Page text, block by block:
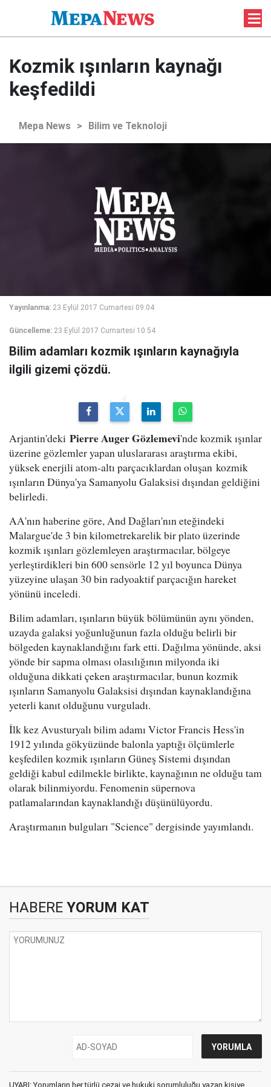
Kozmik ışınların kaynağı
keşfedildi
Mepa News > Bilim ve Teknoloji
Yayınlanma: 23 Eylül 2017 Cumartesi 09:04
Güncelleme: 23 Eylül 2017 Cumartesi 10:54
Bilim adamları kozmik ışınların kaynağıyla
ilgili gizemi çözdü.
Arjantin'deki Pierre Auger Gözlemevi'nde kozmik ışınlar
üzerine gözlemler yapan uluslararası araştırma ekibi,
yüksek enerjili atom-altı parçacıklardan oluşan kozmik
ışınların Dünya'ya Samanyolu Galaksisi dışından geldiğini
belirledi.
AA'nın haberine göre, And Dağları'nın eteğindeki
Malargue'de 3 bin kilometrekarelik bir plato üzerinde
kozmik ışınları gözlemleyen araştırmacılar, bölgeye
yerleştirdikleri bin 600 sensörle 12 yıl boyunca Dünya
yüzeyine ulaşan 30 bin radyoaktif parçacığın hareket
yönünü inceledi.
Bilim adamları, ışınların büyük bölümünün aynı yönden,
uzayda galaksi yoğunluğunun fazla olduğu belirli bir
bölgeden kaynaklandığını fark etti. Dağılma yönünde, aksi
yönde bir sapma olması olasılığının milyonda iki
olduğuna dikkati çeken araştırmacılar, bunun kozmik
ışınların Samanyolu Galaksisi dışından kaynaklandığına
yeterli kanıt olduğunu vurguladı.
İlk kez Avusturyalı bilim adamı Victor Francis Hess'in
1912 yılında gökyüzünde balonla yaptığı ölçümlerle
keşfedilen kozmik ışınların Güneş Sistemi dışından
geldiği kabul edilmekle birlikte, kaynağının ne olduğu tam
olarak bilinmiyordu. Fenomenin süpernova
patlamalarından kaynaklandığı düşünülüyordu.
Araştırmanın bulguları "Science" dergisinde yayımlandı.
HABERE YORUM KAT
UYARI: Yorumların her türlü cezai ve hukuki sorumluluğu yazan kişiye